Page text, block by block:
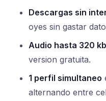
Descargas sin
oyes sin gastar
Audio hasta 320
version gratuita.
1 perfil simultaneo
alternando entre